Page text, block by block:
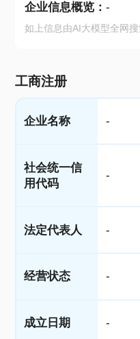
企业信息概览： -
如上信息由AI大模型全网
工商注册
企业名称 -
社会统一信
用代码
-
法定代表人 -
经营状态 -
成立日期 -